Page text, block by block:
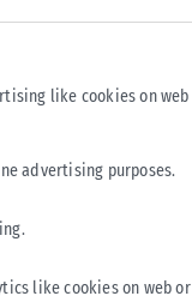
like cookies on web
advertising purposes.
like cookies on web or
για την